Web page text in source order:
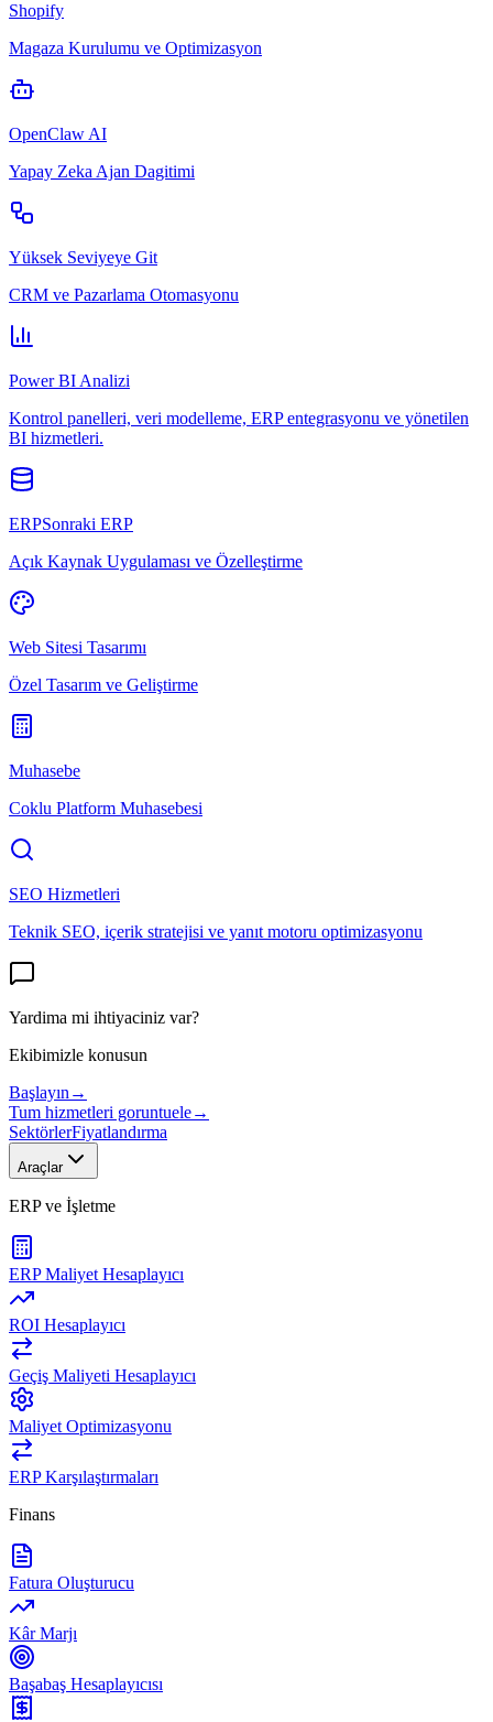
Shopify
Magaza Kurulumu ve Optimizasyon
OpenClaw AI
Yapay Zeka Ajan Dagitimi
Yüksek Seviyeye Git
CRM ve Pazarlama Otomasyonu
Power BI Analizi
Kontrol panelleri, veri modelleme, ERP entegrasyonu ve yönetilen
BI hizmetleri.
ERPSonraki ERP
Açık Kaynak Uygulaması ve Özelleştirme
Web Sitesi Tasarımı
Özel Tasarım ve Geliştirme
Muhasebe
Coklu Platform Muhasebesi
SEO Hizmetleri
Teknik SEO, içerik stratejisi ve yanıt motoru optimizasyonu
Yardima mi ihtiyaciniz var?
Ekibimizle konusun
Başlayın →
Tum hizmetleri goruntuele→
SektörlerFiyatlandırma
Araçlar
ERP ve İşletme
ERP Maliyet Hesaplayıcı
ROI Hesaplayıcı
Geçiş Maliyeti Hesaplayıcı
Maliyet Optimizasyonu
ERP Karşılaştırmaları
Finans
Fatura Oluşturucu
Kâr Marjı
Başabaş Hesaplayıcısı